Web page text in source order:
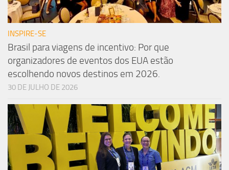
INSPIRE-SE
Brasil para viagens de incentivo: Por que
organizadores de eventos dos EUA estão
escolhendo novos destinos em 2026.
30 DE JULHO DE 2026